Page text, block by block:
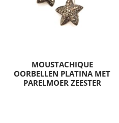
MOUSTACHIQUE
OORBELLEN PLATINA MET
PARELMOER ZEESTER